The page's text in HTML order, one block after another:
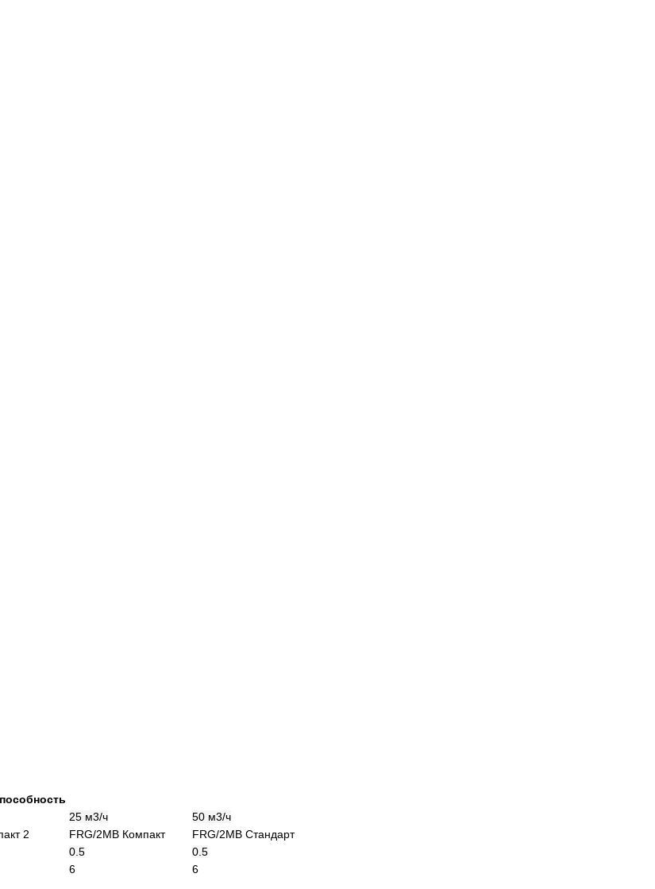
25 м3/ч
50 м3/ч
2 FRG/2MB Компакт
FRG/2MB Стандарт
0.5
0.5
6 6